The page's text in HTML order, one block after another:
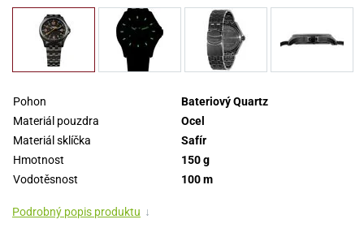
Pohon
Bateriový Quartz
Materiál pouzdra
Ocel
Materiál sklíčka
Safír
Hmotnost
150 g
Vodotěsnost
100 m
Podrobný popis produktu ↓